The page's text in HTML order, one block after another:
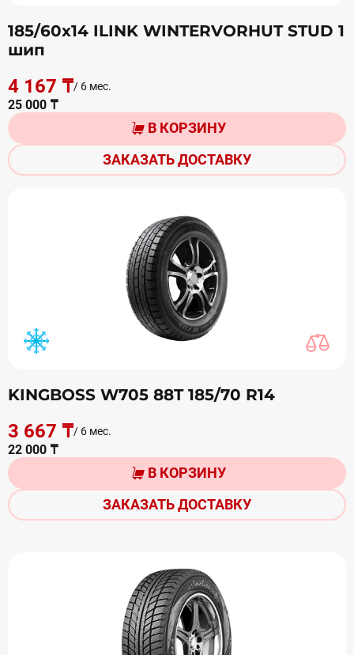
185/60х14 ILINK WINTERVORHUT STUD 1
шип
4 167 ₸/ 6 мес.
25 000 ₸
В КОРЗИНУ
ЗАКАЗАТЬ ДОСТАВКУ
KINGBOSS W705 88T 185/70 R14
3 667 ₸/ 6 мес.
22 000 ₸
В КОРЗИНУ
ЗАКАЗАТЬ ДОСТАВКУ